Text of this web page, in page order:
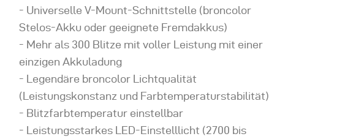
Universelle V-Mount-Schnittstelle (broncolor
Stelos-Akku oder geeignete Fremdakkus)
Mehr als 300 Blitze mit voller Leistung mit einer
einzigen Akkuladung
Legendäre broncolor Lichtqualität
(Leistungskonstanz und Farbtemperaturstabilität)
Blitzfarbtemperatur einstellbar
Leistungsstarkes LED-Einstelllicht (2700 bis